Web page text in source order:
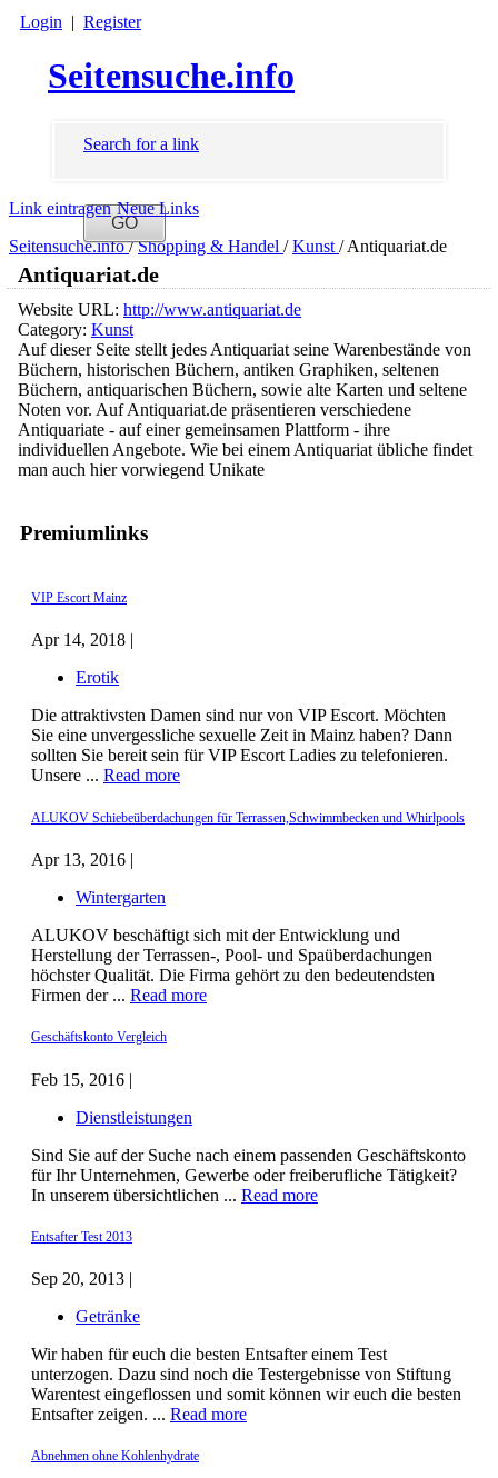
Login | Register
Seitensuche.info
Search for a link
Link eintragen Neue Links
Seitensuche.info/ Shopping & Handel / Kunst/Antiquariat.de
Premiumlinks
VIP Escort Mainz
Apr 14, 2018 |
Erotik
Die attraktivsten Damen sind nur von VIP Escort. Möchten
Sie eine unvergessliche sexuelle Zeit in Mainz haben? Dann
sollten Sie bereit sein für VIP Escort Ladies zu telefonieren.
Unsere ... Read more
ALUKOV Schiebeüberdachungen für Terrassen,Schwimmbecken und Whirlpools
Apr 13, 2016 |
Wintergarten
ALUKOV beschäftigt sich mit der Entwicklung und
Herstellung der Terrassen-, Pool- und Spaüberdachungen
höchster Qualität. Die Firma gehört zu den bedeutendsten
Firmen der ... Read more
Geschäftskonto Vergleich
Feb 15, 2016 |
Dienstleistungen
Sind Sie auf der Suche nach einem passenden Geschäftskonto
für Ihr Unternehmen, Gewerbe oder freiberufliche Tätigkeit?
In unserem übersichtlichen ... Read more
Entsafter Test 2013
Sep 20, 2013 |
Getränke
Wir haben für euch die besten Entsafter einem Test
unterzogen. Dazu sind noch die Testergebnisse von Stiftung
Warentest eingeflossen und somit können wir euch die besten
Entsafter zeigen. ... Read more
Abnehmen ohne Kohlenhydrate
Antiquariat.de
Website URL: http://www.antiquariat.de
Category: Kunst
Auf dieser Seite stellt jedes Antiquariat seine Warenbestände von
Büchern, historischen Büchern, antiken Graphiken, seltenen
Büchern, antiquarischen Büchern, sowie alte Karten und seltene
Noten vor. Auf Antiquariat.de präsentieren verschiedene
Antiquariate - auf einer gemeinsamen Plattform - ihre
individuellen Angebote. Wie bei einem Antiquariat übliche findet
man auch hier vorwiegend Unikate